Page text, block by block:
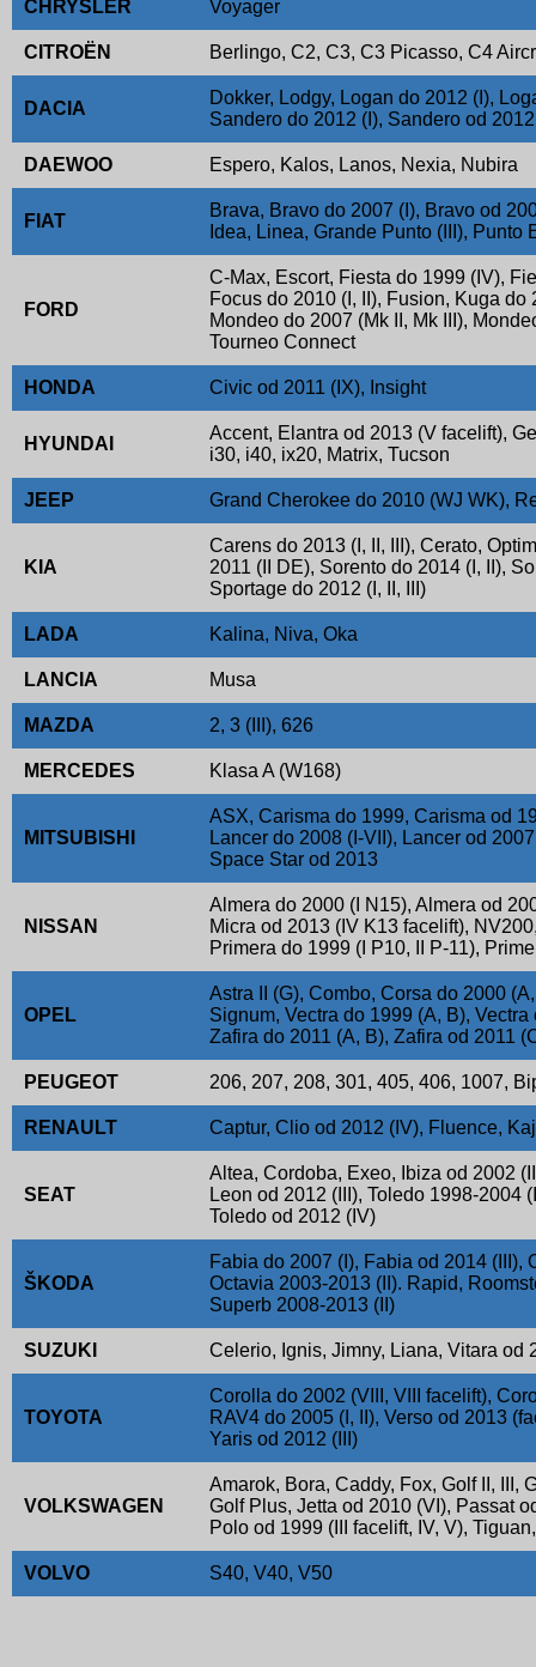
CHRYSLER Voyager
CITROËN Berlingo, C2, C3, C3 Picasso, C4
DACIA
Dokker, Lodgy, Logan do 2012 (I),
Sandero do 2012 (I), Sandero od
DAEWOO Espero, Kalos, Lanos, Nexia, Nubira
FIAT
Brava, Bravo do 2007 (I), Bravo od
Idea, Linea, Grande Punto (III),
FORD
C-Max, Escort, Fiesta do 1999 (IV),
Focus do 2010 (I, II), Fusion, Kuga do
Mondeo do 2007 (Mk II, Mk III),
Tourneo Connect
HONDA Civic od 2011 (IX), Insight
HYUNDAI
Accent, Elantra od 2013 (V facelift),
i30, i40, ix20, Matrix, Tucson
JEEP Grand Cherokee do 2010 (WJ WK),
KIA
Carens do 2013 (I, II, III), Cerato,
2011 (II DE), Sorento do 2014 (I, II),
Sportage do 2012 (I, II, III)
LADA Kalina, Niva, Oka
LANCIA Musa
MAZDA 2, 3 (III), 626
MERCEDES Klasa A (W168)
MITSUBISHI
ASX, Carisma do 1999, Carisma od
Lancer do 2008 (I-VII), Lancer od
Space Star od 2013
NISSAN
Almera do 2000 (I N15), Almera od
Micra od 2013 (IV K13 facelift),
Primera do 1999 (I P10, II P-11),
OPEL
Astra II (G), Combo, Corsa do 2000
Signum, Vectra do 1999 (A, B),
Zafira do 2011 (A, B), Zafira od 2011
PEUGEOT 206, 207, 208, 301, 405, 406, 1007,
RENAULT Captur, Clio od 2012 (IV), Fluence,
SEAT
Altea, Cordoba, Exeo, Ibiza od 2002
Leon od 2012 (III), Toledo 1998-2004
Toledo od 2012 (IV)
ŠKODA
Fabia do 2007 (I), Fabia od 2014 (III),
Octavia 2003-2013 (II). Rapid,
Superb 2008-2013 (II)
SUZUKI Celerio, Ignis, Jimny, Liana, Vitara od
TOYOTA
Corolla do 2002 (VIII, VIII facelift),
RAV4 do 2005 (I, II), Verso od 2013
Yaris od 2012 (III)
VOLKSWAGEN
Amarok, Bora, Caddy, Fox, Golf II, III,
Golf Plus, Jetta od 2010 (VI), Passat
Polo od 1999 (III facelift, IV, V),
VOLVO S40, V40, V50